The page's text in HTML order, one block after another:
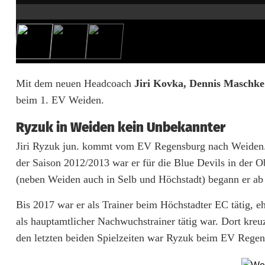
t
t
i
e
r
t
N
c
h
Mit dem neuen Headcoach Jiri Kovka, Dennis Maschke
beim 1. EV Weiden.
Ryzuk in Weiden kein Unbekannter
Jiri Ryzuk jun. kommt vom EV Regensburg nach
der Saison 2012/2013 war er für die Blue Devils in der
(neben Weiden auch in Selb und Höchstadt) begann er
Bis 2017 war er als Trainer beim Höchstadter EC tätig,
als hauptamtlicher Nachwuchstrainer tätig war. Dort
den letzten beiden Spielzeiten war Ryzuk beim EV